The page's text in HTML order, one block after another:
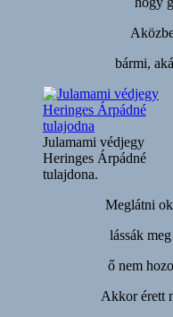
bármi,
Julamami védjegy
Heringes Árpádné
tulajdona.
Meglátni
lássák
ő nem
Akkor érett